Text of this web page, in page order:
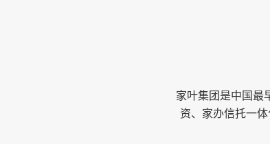
家叶集团是中国最
资、家办信托一